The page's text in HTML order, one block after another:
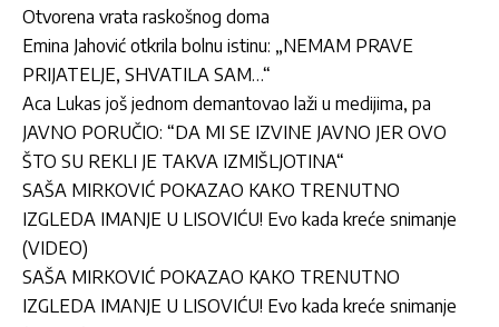
Otvorena vrata raskošnog doma
Emina Jahović otkrila bolnu istinu: „NEMAM PRAVE
PRIJATELJE, SHVATILA SAM…“
Aca Lukas još jednom demantovao laži u medijima, pa
JAVNO PORUČIO: “DA MI SE IZVINE JAVNO JER OVO
ŠTO SU REKLI JE TAKVA IZMIŠLJOTINA“
SAŠA MIRKOVIĆ POKAZAO KAKO TRENUTNO
IZGLEDA IMANJE U LISOVIĆU! Evo kada kreće snimanje
(VIDEO)
SAŠA MIRKOVIĆ POKAZAO KAKO TRENUTNO
IZGLEDA IMANJE U LISOVIĆU! Evo kada kreće snimanje